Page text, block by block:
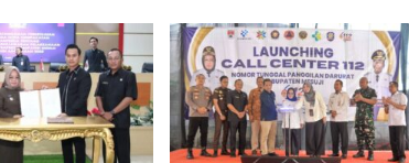
Cup Piala
Pengolahan Pangan PT Biomedika
Nusantara Indah Mesuji